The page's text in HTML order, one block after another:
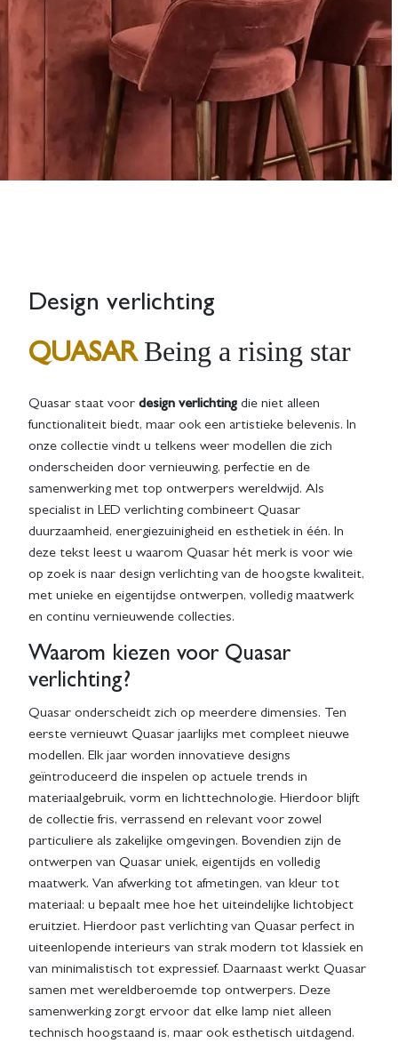
Design verlichting
QUASARBeing a rising star
Quasar staat voor design verlichting die niet alleen
functionaliteit biedt, maar ook een artistieke belevenis. In
onze collectie vindt u telkens weer modellen die zich
onderscheiden door vernieuwing, perfectie en de
samenwerking met top ontwerpers wereldwijd. Als
specialist in LED verlichting combineert Quasar
duurzaamheid, energiezuinigheid en esthetiek in één. In
deze tekst leest u waarom Quasar hét merk is voor wie
op zoek is naar design verlichting van de hoogste kwaliteit,
met unieke en eigentijdse ontwerpen, volledig maatwerk
en continu vernieuwende collecties.
Waarom kiezen voor Quasar
verlichting?
Quasar onderscheidt zich op meerdere dimensies. Ten
eerste vernieuwt Quasar jaarlijks met compleet nieuwe
modellen. Elk jaar worden innovatieve designs
geïntroduceerd die inspelen op actuele trends in
materiaalgebruik, vorm en lichttechnologie. Hierdoor blijft
de collectie fris, verrassend en relevant voor zowel
particuliere als zakelijke omgevingen. Bovendien zijn de
ontwerpen van Quasar uniek, eigentijds en volledig
maatwerk. Van afwerking tot afmetingen, van kleur tot
materiaal: u bepaalt mee hoe het uiteindelijke lichtobject
eruitziet. Hierdoor past verlichting van Quasar perfect in
uiteenlopende interieurs van strak modern tot klassiek en
van minimalistisch tot expressief. Daarnaast werkt Quasar
samen met wereldberoemde top ontwerpers. Deze
samenwerking zorgt ervoor dat elke lamp niet alleen
technisch hoogstaand is, maar ook esthetisch uitdagend.